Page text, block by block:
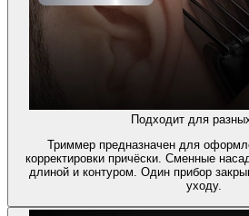
Подходит для
Триммер предназначен для
корректировки причёски. Сменные
длиной и контуром. Один прибор
уходу.